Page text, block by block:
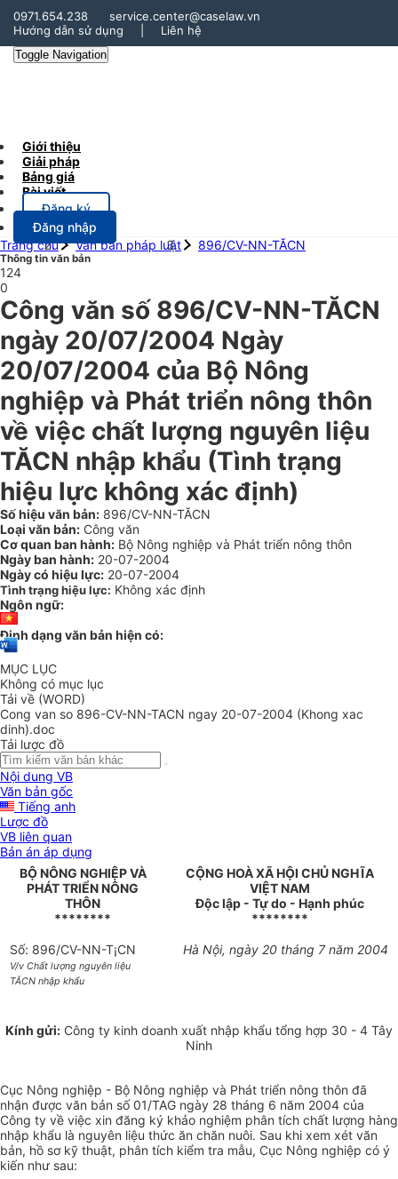
0971.654.238
service.center@caselaw.vn
Hướng dẫn sử dụng
Liên hệ
Toggle Navigation
Giới thiệu
Giải pháp
Bảng giá
Bài viết
Đăng ký
Đăng nhập
Trang chủ
Văn bản pháp luật 896/CV-NN-TĂCN
Thông tin văn bản
124
0
Công văn số 896/CV-NN-TĂCN
ngày 20/07/2004 Ngày
20/07/2004 của Bộ Nông
nghiệp và Phát triển nông thôn
về việc chất lượng nguyên liệu
TĂCN nhập khẩu (Tình trạng
hiệu lực không xác định)
Số hiệu văn bản: 896/CV-NN-TĂCN
Loại văn bản: Công văn
Cơ quan ban hành: Bộ Nông nghiệp và Phát triển nông thôn
Ngày ban hành: 20-07-2004
Ngày có hiệu lực: 20-07-2004
Tình trạng hiệu lực: Không xác định
Ngôn ngữ:
Định dạng văn bản hiện có:
MỤC LỤC
Không có mục lục
Tải về (WORD)
Cong van so 896-CV-NN-TACN ngay 20-07-2004 (Khong xac
dinh).doc
Tải lược đồ
Nội dung VB
Văn bản gốc
Tiếng anh
Lược đồ
VB liên quan
Bản án áp dụng
BỘ NÔNG NGHIỆP VÀ
PHÁT TRIỂN NÔNG
THÔN
********
CỘNG HOÀ XÃ HỘI CHỦ NGHĨA
VIỆT NAM
Độc lập - Tự do - Hạnh phúc
********
Số: 896/CV-NN-T¡CN
V/v Chất lượng nguyên liệu
TĂCN nhập khẩu
Hà Nội, ngày 20 tháng 7 năm 2004
Kính gửi: Công ty kinh doanh xuất nhập khẩu tổng hợp 30 - 4 Tây
Ninh
Cục Nông nghiệp - Bộ Nông nghiệp và Phát triển nông thôn đã
nhận được văn bản số 01/TAG ngày 28 tháng 6 năm 2004 của
Công ty về việc xin đăng ký khảo nghiệm phân tích chất lượng hàng
nhập khẩu là nguyên liệu thức ăn chăn nuôi. Sau khi xem xét văn
bản, hồ sơ kỹ thuật, phân tích kiểm tra mẫu, Cục Nông nghiệp có ý
kiến như sau: